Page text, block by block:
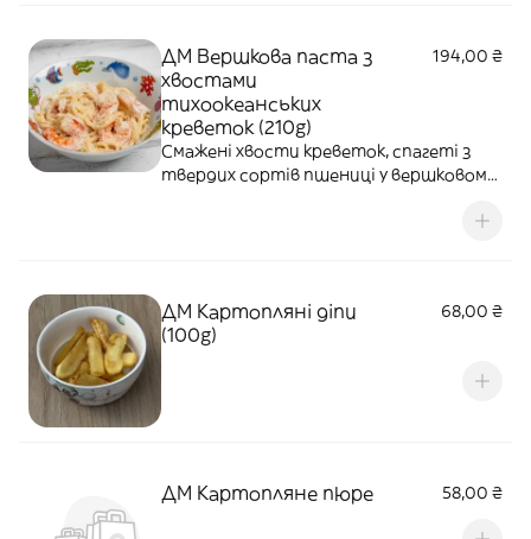
ДМ Вершкова паста з
хвостами
тихоокеанських
креветок (210g)
194,00 ₴
Смажені хвости креветок, спагеті з
твердих сортів пшениці у вершковому
ДМ Картопляні діпи
(100g)
68,00 ₴
ДМ Картопляне пюре 58,00 ₴